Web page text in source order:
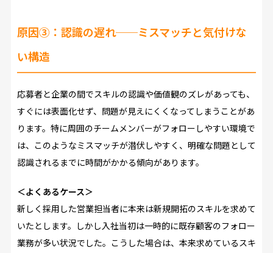
原因③：認識の遅れ──ミスマッチと気付けな
い構造
応募者と企業の間でスキルの認識や価値観のズレがあっても、
すぐには表面化せず、問題が見えにくくなってしまうことがあ
ります。特に周囲のチームメンバーがフォローしやすい環境で
は、このようなミスマッチが潜伏しやすく、明確な問題として
認識されるまでに時間がかかる傾向があります。
＜よくあるケース＞
新しく採用した営業担当者に本来は新規開拓のスキルを求めて
いたとします。しかし入社当初は一時的に既存顧客のフォロー
業務が多い状況でした。こうした場合は、本来求めているスキ